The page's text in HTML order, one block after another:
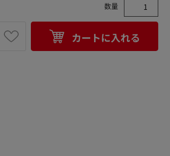
数量
カートに入れる